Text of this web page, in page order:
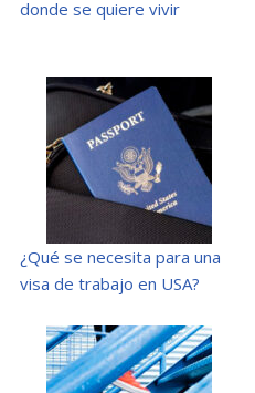
donde se quiere vivir
¿Qué se necesita para una
visa de trabajo en USA?